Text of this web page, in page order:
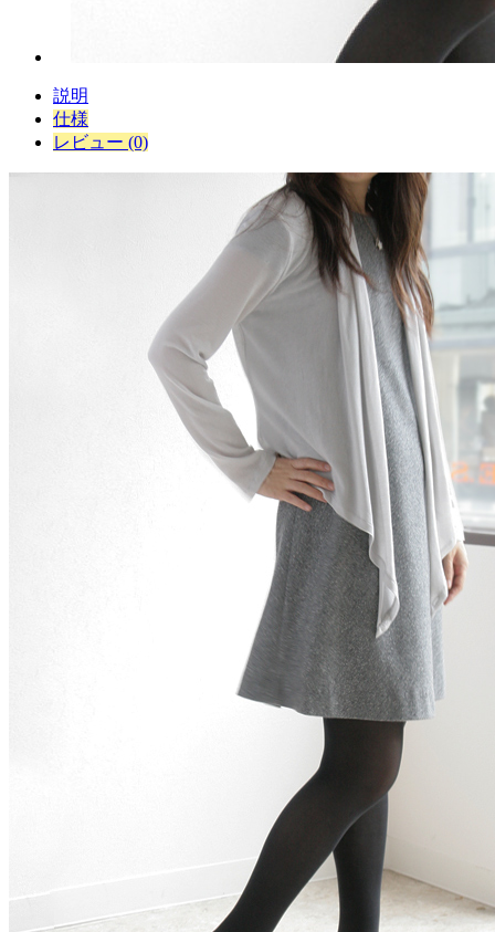
説明
仕様
レビュー (0)